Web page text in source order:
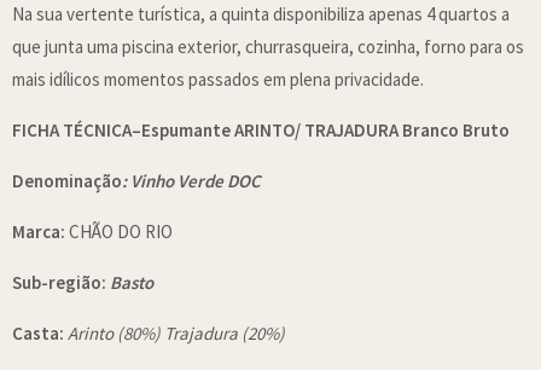
Na sua vertente turística, a quinta disponibiliza apenas 4 quartos a
que junta uma piscina exterior, churrasqueira, cozinha, forno para os
mais idílicos momentos passados em plena privacidade.
FICHA TÉCNICA–Espumante ARINTO/ TRAJADURA Branco Bruto
Denominação: Vinho Verde DOC
Marca: CHÃO DO RIO
Sub-região: Basto
Casta: Arinto (80%) Trajadura (20%)